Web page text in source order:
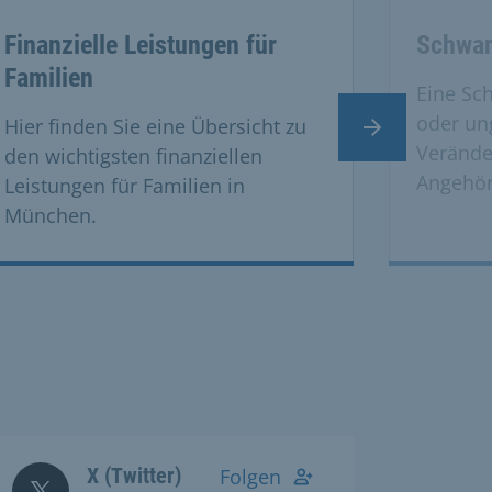
Finanzielle Leistungen für
Familien
Hier finden Sie eine Übersicht zu
den wichtigsten finanziellen
Leistungen für Familien in
München.
Eine
oder
Nächster Slide
X (Twitter) Folgen